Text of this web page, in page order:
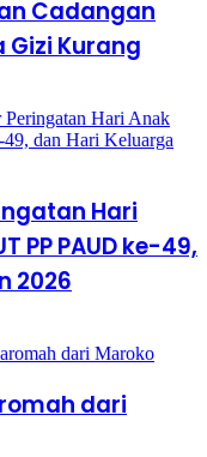
Cadangan
Gizi Kurang
Hari
PP PAUD ke-49,
2026
dari